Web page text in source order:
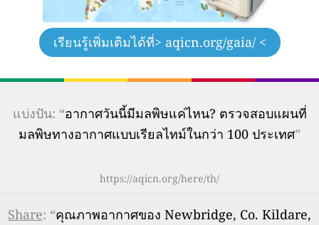
เรียนรู้เพิ่มเติมได้ที่> aqicn.org/gaia/ <
แบ่งปัน: “อากาศวันนี้มีมลพิษแค่ไหน? ตรวจสอบแผนที่
มลพิษทางอากาศแบบเรียลไทม์ในกว่า 100 ประเทศ”
https://aqicn.org/here/th/
Share: “คุณภาพอากาศของ Newbridge, Co. Kildare,